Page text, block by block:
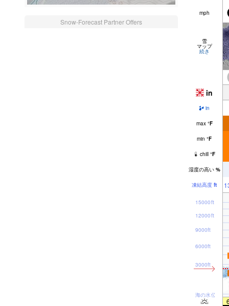
Snow-Forecast Partner Offers
mph
雪
マップ
続き
in
in
max °F
min °F
chill °F
湿度の高い %
凍結高度 ft
海の水位
3000ft
6000ft
9000ft
12000ft
15000ft